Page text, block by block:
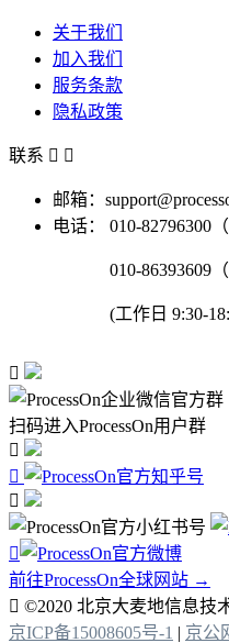
关于我们
加入我们
服务条款
隐私政策
联系  
邮箱：
电话：
010-82796300
010-86393609
(工作日 9:30-

扫码进入ProcessOn用户群




前往ProcessOn全球网站 →
 ©2020 北京大麦地信息技
京ICP备15008605号-1 | 京公